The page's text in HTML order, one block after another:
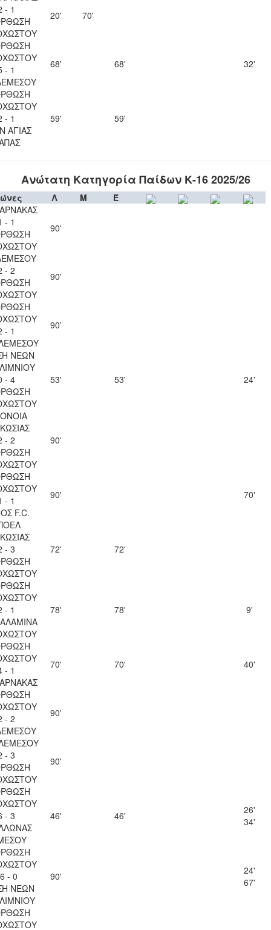
- 1
20' 70'
- 1
68' 68' 32'
- 1
ΑΓΙΑΣ
59' 59'
Ανώτατη Κατηγορία Παίδων Κ-16 2025/26
Λ Μ
Έ
- 1
90'
- 2
90'
- 1
90'
ΝΕΩΝ
- 4
53' 53' 24'
- 2
90'
- 1
F.C.
90' 70'
- 3
72' 72'
- 1
78' 78' 9'
- 1
70' 70' 40'
- 2
90'
- 3
90'
- 3
46' 46'
26'
34'
- 0
ΝΕΩΝ
90'
24'
67'